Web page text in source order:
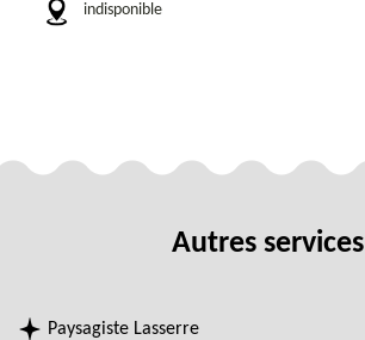
indisponible
Autres services
Paysagiste Lasserre